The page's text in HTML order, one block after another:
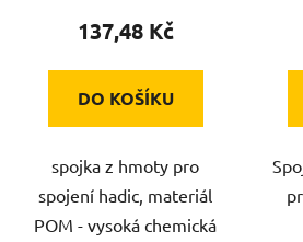
137,48 Kč
DO KOŠÍKU
spojka z hmoty pro
spojení hadic, materiál
POM - vysoká chemická